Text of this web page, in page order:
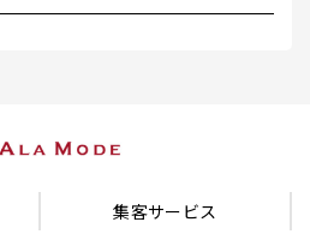
集客サービス